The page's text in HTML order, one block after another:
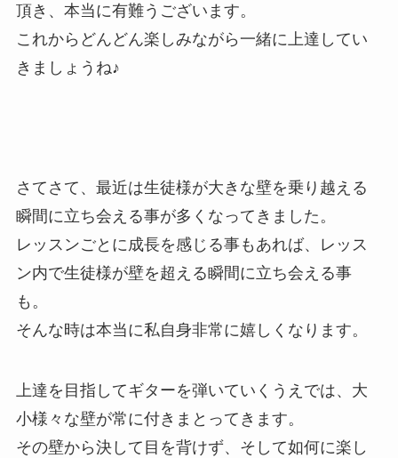
頂き、本当に有難うございます。
これからどんどん楽しみながら一緒に上達してい
きましょうね♪
さてさて、最近は生徒様が大きな壁を乗り越える
瞬間に立ち会える事が多くなってきました。
レッスンごとに成長を感じる事もあれば、レッス
ン内で生徒様が壁を超える瞬間に立ち会える事
も。
そんな時は本当に私自身非常に嬉しくなります。
上達を目指してギターを弾いていくうえでは、大
小様々な壁が常に付きまとってきます。
その壁から決して目を背けず、そして如何に楽し